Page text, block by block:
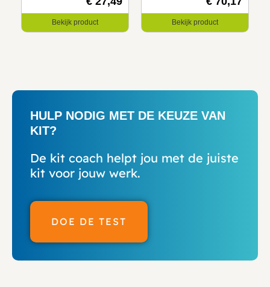
Bekijk product Bekijk product
HULP NODIG MET DE KEUZE VAN
KIT?
De kit coach helpt jou met de juiste
kit voor jouw werk.
DOE DE TEST